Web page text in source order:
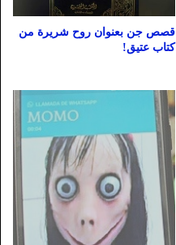
قصص جن بعنوان روح شريرة من
كتاب عتيق!